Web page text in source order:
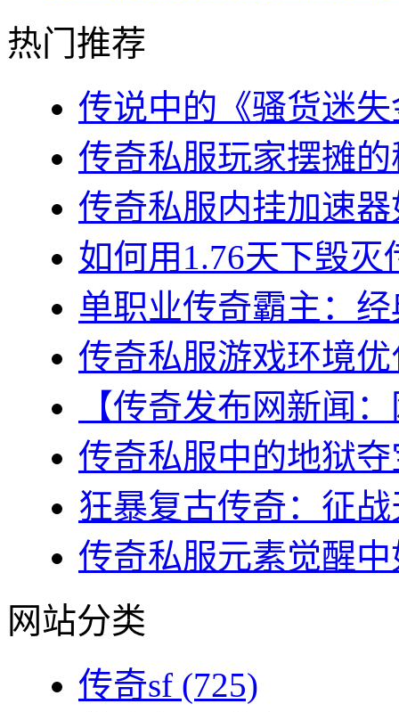
热门推荐
传说中的《骚货迷
传奇私服玩家摆摊
传奇私服内挂加速
如何用1.76天下毁灭
单职业传奇霸主：
传奇私服游戏环境
【传奇发布网新闻
传奇私服中的地狱
狂暴复古传奇：征
传奇私服元素觉醒
网站分类
传奇sf (725)